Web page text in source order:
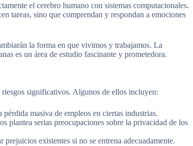
el cerebro humano con sistemas computacionales.
tareas, sino que comprendan y respondan a emociones
la forma en que vivimos y trabajamos. La
es un área de estudio fascinante y prometedora.
significativos. Algunos de ellos incluyen:
masiva de empleos en ciertas industrias.
plantea serias preocupaciones sobre la privacidad de los
existentes si no se entrena adecuadamente.